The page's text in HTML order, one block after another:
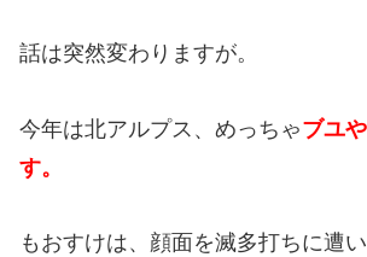
話は突然変わりますが。
今年は北アルプス、めっちゃブユ
す。
もおすけは、顔面を滅多打ちに遭い